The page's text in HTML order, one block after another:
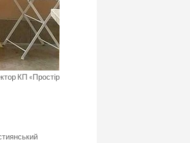
КП «Простір